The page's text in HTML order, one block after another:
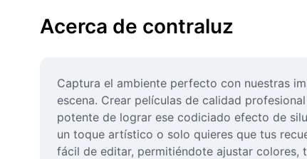
Acerca de contraluz
Captura el ambiente perfecto con nuestras
escena. Crear películas de calidad
potente de lograr ese codiciado efecto de
un toque artístico o solo quieres que tus
fácil de editar, permitiéndote ajustar colores,